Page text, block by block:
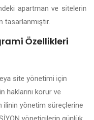
apartman ve sitelerin
Özellikleri
site yönetimi için
haklarını korur ve
ilinin yönetim süreçlerine